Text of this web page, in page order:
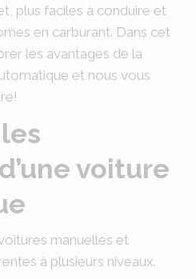
plus faciles à conduire et
en carburant. Dans cet
les avantages de la
et nous vous
voiture
manuelles et
à plusieurs niveaux.